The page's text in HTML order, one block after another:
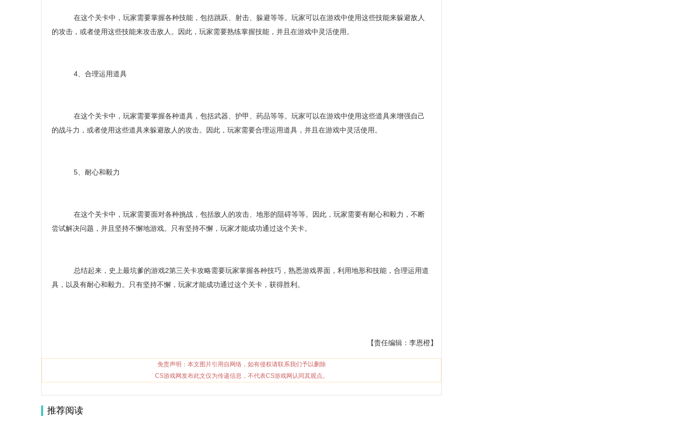
在这个关卡中，玩家需要掌握各种技能，包括跳跃、射击、躲避等等。玩家可以在游戏中使用这些技能来躲避敌人
的攻击，或者使用这些技能来攻击敌人。因此，玩家需要熟练掌握技能，并且在游戏中灵活使用。
4、合理运用道具
在这个关卡中，玩家需要掌握各种道具，包括武器、护甲、药品等等。玩家可以在游戏中使用这些道具来增强自己
的战斗力，或者使用这些道具来躲避敌人的攻击。因此，玩家需要合理运用道具，并且在游戏中灵活使用。
5、耐心和毅力
在这个关卡中，玩家需要面对各种挑战，包括敌人的攻击、地形的阻碍等等。因此，玩家需要有耐心和毅力，不断
尝试解决问题，并且坚持不懈地游戏。只有坚持不懈，玩家才能成功通过这个关卡。
总结起来，史上最坑爹的游戏2第三关卡攻略需要玩家掌握各种技巧，熟悉游戏界面，利用地形和技能，合理运用道
具，以及有耐心和毅力。只有坚持不懈，玩家才能成功通过这个关卡，获得胜利。
【责任编辑：李恩橙】
免责声明：本文图片引用自网络，如有侵权请联系我们予以删除
CS游戏网发布此文仅为传递信息，不代表CS游戏网认同其观点。
推荐阅读